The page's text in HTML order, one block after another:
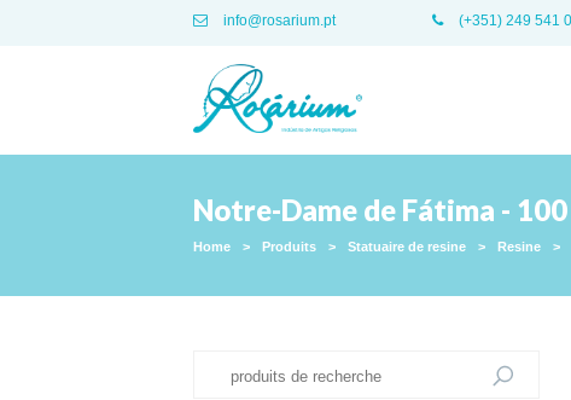
info@rosarium.pt (+351) 249 541
Notre-Dame de Fátima -
Home > Produits > Statuaire de resine > Resine >